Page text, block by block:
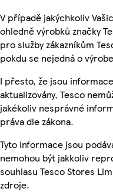
V případě jakýchkoliv
ohledně výrobků značky
pro služby zákazníkům
pokdu se nejedná o
I přesto, že jsou
aktualizovány, Tesco
jakékoliv nesprávné
práva dle zákona.
Tyto informace jsou
nemohou být jakkoliv
souhlasu Tesco Stores
zdroje.